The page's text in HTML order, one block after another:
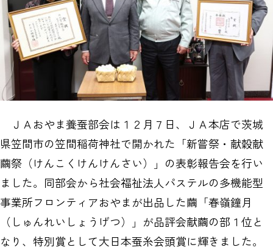
ＪＡおやま養蚕部会は１２月７日、ＪＡ本店で茨城
県笠間市の笠間稲荷神社で開かれた「新嘗祭・献穀献
繭祭（けんこくけんけんさい）」の表彰報告会を行い
ました。同部会から社会福祉法人パステルの多機能型
事業所フロンティアおやまが出品した繭「春嶺鐘月
（しゅんれいしょうげつ）」が品評会献繭の部１位と
なり、特別賞として大日本蚕糸会頭賞に輝きました。